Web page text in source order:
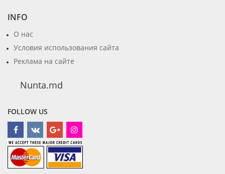
INFO
О нас
Условия использования сайта
Реклама на сайте
Nunta.md
FOLLOW US